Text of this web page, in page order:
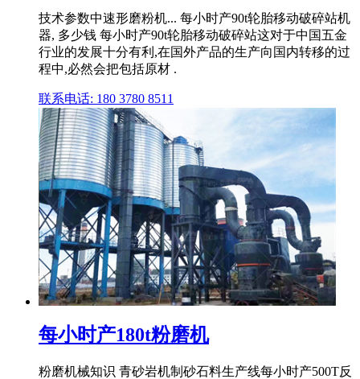
技术参数中速形磨粉机... 每小时产90t轮胎移动破碎站机
器, 多少钱 每小时产90t轮胎移动破碎站这对于中国五金
行业的发展十分有利,在国外产品的生产向国内转移的过
程中,必然会把包括原材 .
联系电话: 180 3780 8511
每小时产180t粉磨机
粉磨机械知识 青砂岩机制砂石料生产线每小时产500T反